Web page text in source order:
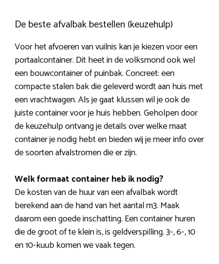
De beste afvalbak bestellen (keuzehulp)
Voor het afvoeren van vuilnis kan je kiezen voor een
portaalcontainer. Dit heet in de volksmond ook wel
een bouwcontainer of puinbak. Concreet: een
compacte stalen bak die geleverd wordt aan huis met
een vrachtwagen. Als je gaat klussen wil je ook de
juiste container voor je huis hebben. Geholpen door
de keuzehulp ontvang je details over welke maat
container je nodig hebt en bieden wij je meer info over
de soorten afvalstromen die er zijn.
Welk formaat container heb ik nodig?
De kosten van de huur van een afvalbak wordt
berekend aan de hand van het aantal m3. Maak
daarom een goede inschatting. Een container huren
die de groot of te klein is, is geldverspilling. 3-, 6-, 10
en 10-kuub komen we vaak tegen.